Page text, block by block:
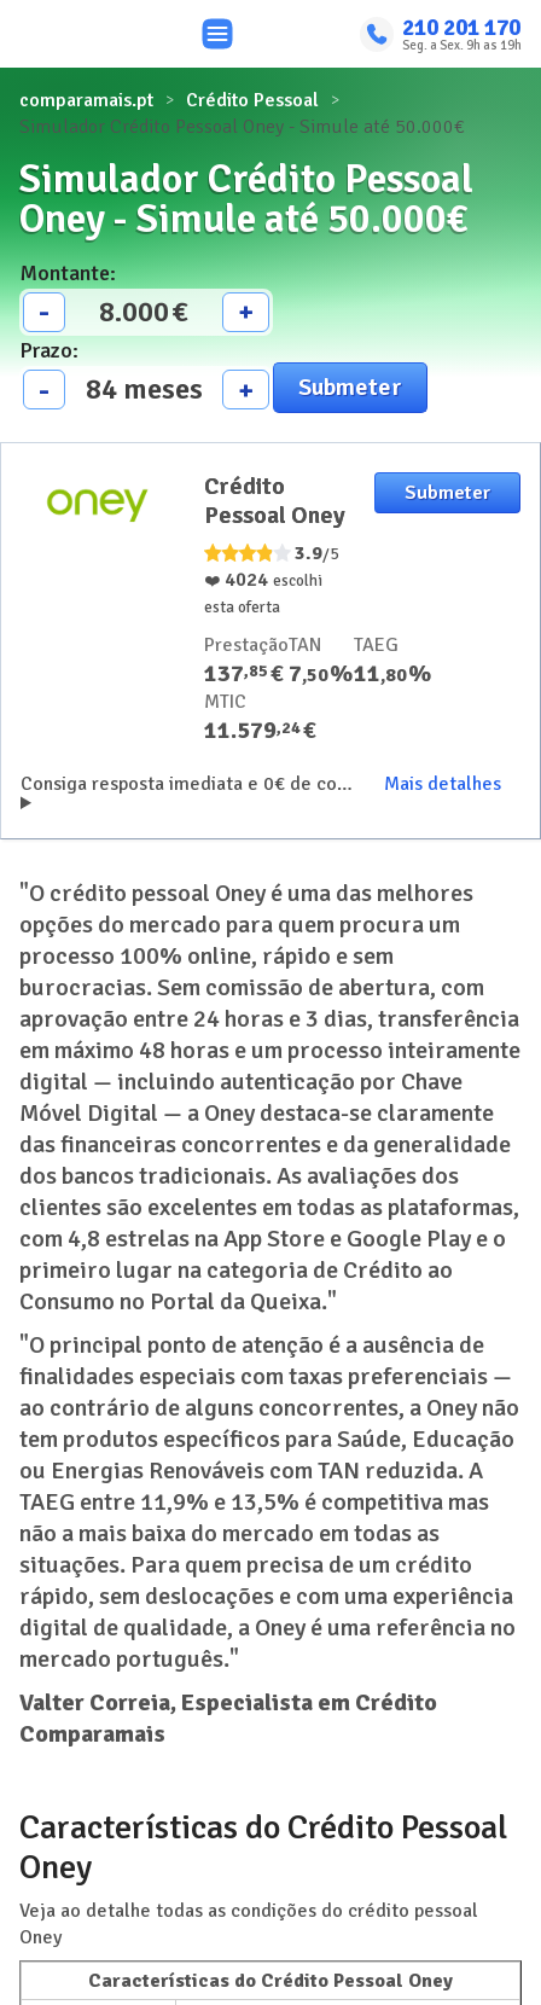
210 201 170
Seg. a Sex. 9h as 19h
comparamais.pt
Crédito Pessoal
Simulador Crédito Pessoal Oney - Simule até 50.000€
Simulador Crédito Pessoal
Oney - Simule até 50.000€
Montante:
- 8.000€ +
Prazo:
- 84meses + Submeter
Crédito
Pessoal Oney
Crédito
Pessoal Oney
3.9/5
❤️ 4024 escolhi
esta oferta
Prestação
137,85€
TAN
7,50%
TAEG
11,80%
MTIC
11.579,24€
Consiga resposta imediata e 0€ de comissões no simulador de crédito pessoal Oney Mais detalhes
Submeter
"O crédito pessoal Oney é uma das melhores
opções do mercado para quem procura um
processo 100% online, rápido e sem
burocracias. Sem comissão de abertura, com
aprovação entre 24 horas e 3 dias, transferência
em máximo 48 horas e um processo inteiramente
digital — incluindo autenticação por Chave
Móvel Digital — a Oney destaca-se claramente
das financeiras concorrentes e da generalidade
dos bancos tradicionais. As avaliações dos
clientes são excelentes em todas as plataformas,
com 4,8 estrelas na App Store e Google Play e o
primeiro lugar na categoria de Crédito ao
Consumo no Portal da Queixa."
"O principal ponto de atenção é a ausência de
finalidades especiais com taxas preferenciais —
ao contrário de alguns concorrentes, a Oney não
tem produtos específicos para Saúde, Educação
ou Energias Renováveis com TAN reduzida. A
TAEG entre 11,9% e 13,5% é competitiva mas
não a mais baixa do mercado em todas as
situações. Para quem precisa de um crédito
rápido, sem deslocações e com uma experiência
digital de qualidade, a Oney é uma referência no
mercado português."
Valter Correia, Especialista em Crédito
Comparamais
Características do Crédito Pessoal
Oney
Veja ao detalhe todas as condições do crédito pessoal
Oney
Características do Crédito Pessoal Oney